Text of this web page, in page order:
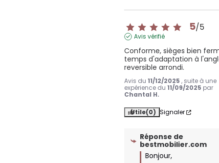
5/5
Avis vérifié
Conforme, sièges bien
temps d'adaptation à
reversible arrondi.
Avis du11/12/2025 , suite à une
expérience du11/09/2025 par
Chantal H.
Utile(0) Signaler
Réponse de
bestmobilier.com
Bonjour,